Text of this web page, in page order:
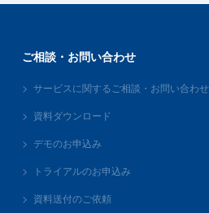
ご相談・お問い合わせ
サービスに関するご相談・お問い合わせ
資料ダウンロード
デモのお申込み
トライアルのお申込み
資料送付のご依頼